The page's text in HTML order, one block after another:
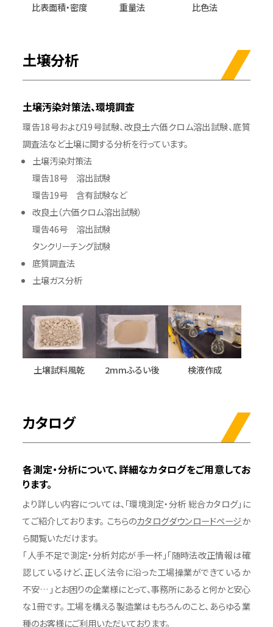
比表面積・密度 重量法 比色法
土壌分析
土壌汚染対策法、環境調査
環告18号および19号試験、改良土六価クロム溶出試験、底質
調査法など土壌に関する分析を行っています。
土壌汚染対策法
環告18号 溶出試験
環告19号 含有試験など
改良土（六価クロム溶出試験）
環告46号 溶出試験
タンクリーチング試験
底質調査法
土壌ガス分析
土壌試料風乾 2mmふるい後 検液作成
カタログ
各測定・分析について、詳細なカタログをご用意してお
ります。
より詳しい内容については、「環境測定・分析 総合カタログ」に
てご紹介しております。 こちらのカタログダウンロードページか
ら閲覧いただけます。
「人手不足で測定・分析対応が手一杯」「随時法改正情報は確
認しているけど、正しく法令に沿った工場操業ができているか
不安…」とお困りの企業様にとって、事務所にあると何かと安心
な1冊です。 工場を構える製造業はもちろんのこと、あらゆる業
種のお客様にご利用いただいております。